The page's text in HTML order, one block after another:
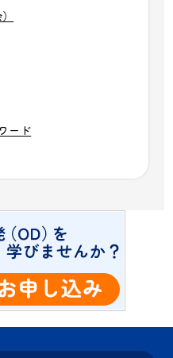
ード